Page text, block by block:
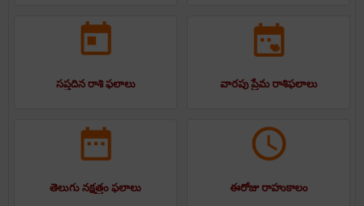
సప్తదిన రాశి ఫలాలు వారపు ప్రేమ రాశిఫలాలు
తెలుగు నక్షత్రం ఫలాలు ఈరోజు రాహుకాలం